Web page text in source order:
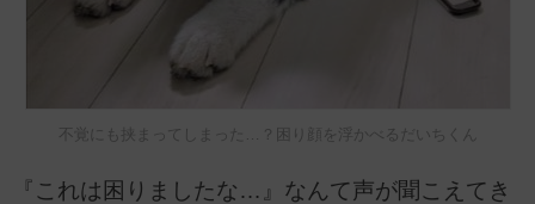
不覚にも挟まってしまった…？困り顔を浮かべるだいちくん
『これは困りましたな…』なんて声が聞こえてき